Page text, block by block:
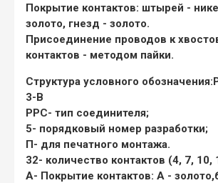
Покрытие контактов: штырей -
золото, гнезд - золото.
Присоединение проводов к
контактов - методом пайки.
Структура условного обозначения:
3-В
РРС- тип соединителя;
5- порядковый номер разработки;
П- для печатного монтажа.
32- количество контактов (4, 7, 10,
А- Покрытие контактов: А - золото,